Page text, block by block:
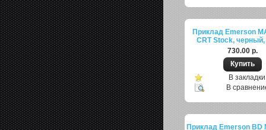
Приклад Emerson
CRT Stock,
730.00 р.
В закладки
В
Приклад Emerson BD